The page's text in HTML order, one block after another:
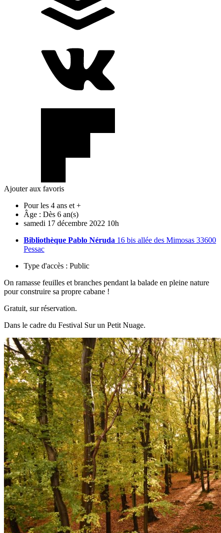
Ajouter aux favoris
Pour les 4 ans et +
Âge : Dès 6 an(s)
samedi 17 décembre 2022 10h
Bibliothèque Pablo Néruda 16 bis allée des Mimosas 33600
Pessac
Type d'accès : Public
On ramasse feuilles et branches pendant la balade en pleine nature
pour construire sa propre cabane !
Gratuit, sur réservation.
Dans le cadre du Festival Sur un Petit Nuage.